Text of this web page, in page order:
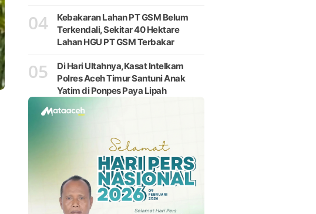
04
Kebakaran Lahan PT GSM Belum
Terkendali, Sekitar 40 Hektare
Lahan HGU PT GSM Terbakar
05
Di Hari Ultahnya,Kasat Intelkam
Polres Aceh Timur Santuni Anak
Yatim di Ponpes Paya Lipah